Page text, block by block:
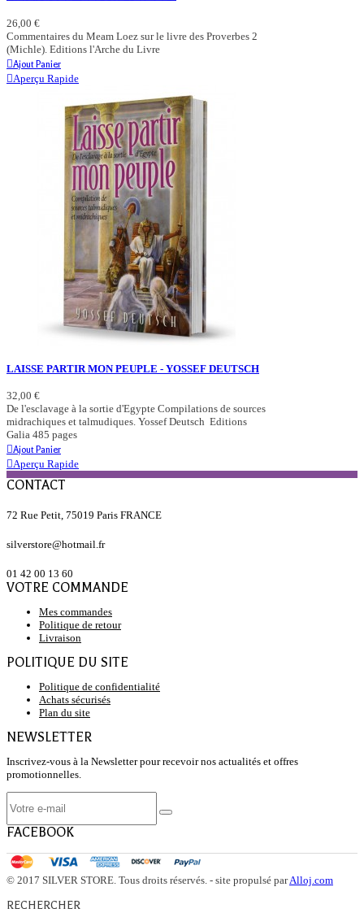
26,00 €
Commentaires du Meam Loez sur le livre des Proverbes 2
(Michle). Editions l'Arche du Livre
Ajout Panier
Aperçu Rapide
LAISSE PARTIR MON PEUPLE - YOSSEF DEUTSCH
32,00 €
De l'esclavage à la sortie d'Egypte Compilations de sources
midrachiques et talmudiques. Yossef Deutsch Editions
Galia 485 pages
Ajout Panier
Aperçu Rapide
CONTACT
72 Rue Petit, 75019 Paris FRANCE
silverstore@hotmail.fr
01 42 00 13 60
VOTRE COMMANDE
Mes commandes
Politique de retour
Livraison
POLITIQUE DU SITE
Politique de confidentialité
Achats sécurisés
Plan du site
NEWSLETTER
Inscrivez-vous à la Newsletter pour recevoir nos actualités et offres
promotionnelles.
FACEBOOK
© 2017 SILVER STORE. Tous droits réservés. - site propulsé parAlloj.com
RECHERCHER